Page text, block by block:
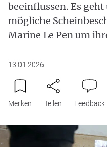
beeinflussen. Es
mögliche
Marine Le Pen um
13.01.2026
Merken Teilen Feedback